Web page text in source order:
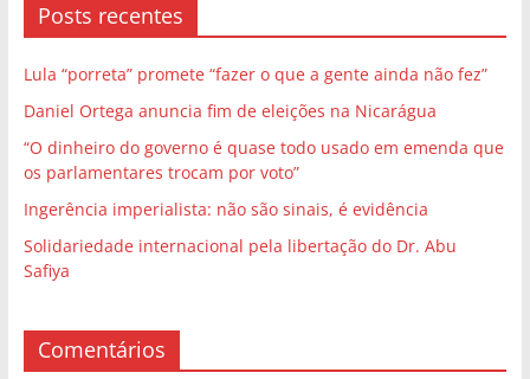
Posts recentes
Lula “porreta” promete “fazer o que a gente ainda não fez”
Daniel Ortega anuncia fim de eleições na Nicarágua
“O dinheiro do governo é quase todo usado em emenda que
os parlamentares trocam por voto”
Ingerência imperialista: não são sinais, é evidência
Solidariedade internacional pela libertação do Dr. Abu
Safiya
Comentários